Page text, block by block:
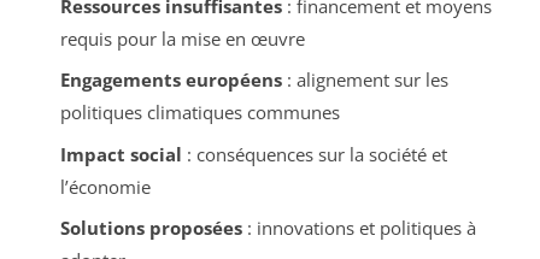
Ressources insuffisantes: financement et moyens
requis pour la mise en œuvre
Engagements européens: alignement sur les
politiques climatiques communes
Impact social : conséquences sur la société et
l’économie
Solutions proposées: innovations et politiques à